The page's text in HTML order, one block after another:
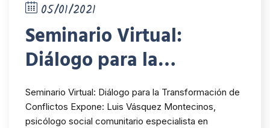
05/01/2021
Seminario Virtual:
Diálogo para la
Transformación de
Conflictos
Seminario Virtual: Diálogo para la Transformación de
Conflictos Expone: Luis Vásquez Montecinos,
psicólogo social comunitario especialista en